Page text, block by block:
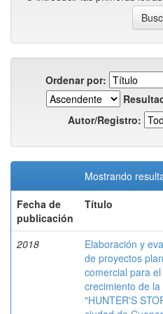
Ordenar por:
Autor/Registro:
Mostrando
Fecha de
publicación
Título
2018
Elaboración y
de proyectos plan
comercial para el
crecimiento de
"HUNTER'S